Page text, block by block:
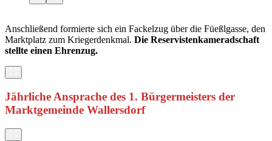
Anschließend formierte sich ein Fackelzug über die Füeßlgasse, den
Marktplatz zum Kriegerdenkmal. Die Reservistenkameradschaft
stellte einen Ehrenzug.
Jährliche Ansprache des 1. Bürgermeisters der
Marktgemeinde Wallersdorf